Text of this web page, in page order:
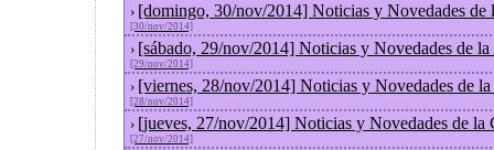
› [domingo, 30/nov/2014] Noticias y Novedades de
[30/nov/2014]
› [sábado, 29/nov/2014] Noticias y Novedades de
[29/nov/2014]
› [viernes, 28/nov/2014] Noticias y Novedades de
[28/nov/2014]
› [jueves, 27/nov/2014] Noticias y Novedades de la
[27/nov/2014]